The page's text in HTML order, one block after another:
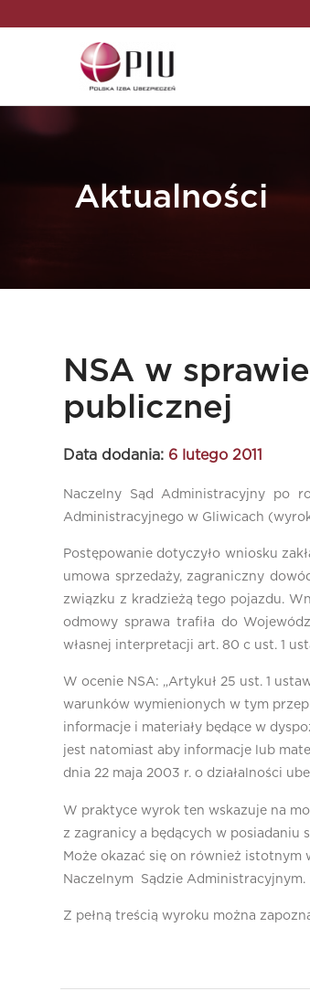
Aktualności
NSA w
publicznej
Data dodania: 6 lutego 2011
Naczelny Sąd Administracyjny po
Administracyjnego w Gliwicach
Postępowanie dotyczyło wniosku
umowa sprzedaży, zagraniczny
związku z kradzieżą tego pojazdu.
odmowy sprawa trafiła do
własnej interpretacji art. 80 c ust. 1
W ocenie NSA: „Artykuł 25 ust. 1
warunków wymienionych w tym
informacje i materiały będące w
jest natomiast aby informacje lub
dnia 22 maja 2003 r. o działalności
W praktyce wyrok ten wskazuje na
z zagranicy a będących w posiadaniu
Może okazać się on również
Naczelnym Sądzie Administracyjnym.
Z pełną treścią wyroku można